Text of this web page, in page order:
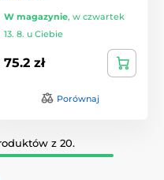
W magazynie, w czwartek
13. 8. u Ciebie
75.2 zł
Porównaj
z 20.